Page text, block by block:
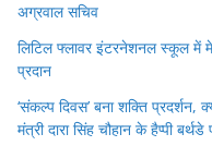
अग्रवाल सचिव
लिटिल फ्लावर इंटरनेशनल स्कूल में
प्रदान
‘संकल्प दिवस’ बना शक्ति प्रदर्शन,
मंत्री दारा सिंह चौहान के हैप्पी